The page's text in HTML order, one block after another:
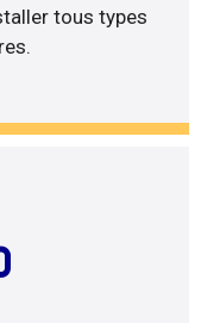
tous types